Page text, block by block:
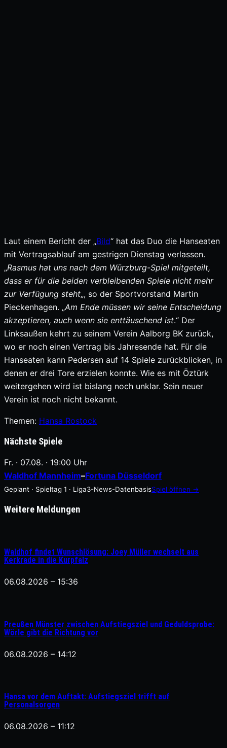
Laut einem Bericht der „Bild“ hat das Duo die Hanseaten
mit Vertragsablauf am gestrigen Dienstag verlassen.
„Rasmus hat uns nach dem Würzburg-Spiel mitgeteilt,
dass er für die beiden verbleibenden Spiele nicht mehr
zur Verfügung steht„, so der Sportvorstand Martin
Pieckenhagen. „Am Ende müssen wir seine Entscheidung
akzeptieren, auch wenn sie enttäuschend ist.“ Der
Linksaußen kehrt zu seinem Verein Aalborg BK zurück,
wo er noch einen Vertrag bis Jahresende hat. Für die
Hanseaten kann Pedersen auf 14 Spiele zurückblicken, in
denen er drei Tore erzielen konnte. Wie es mit Öztürk
weitergehen wird ist bislang noch unklar. Sein neuer
Verein ist noch nicht bekannt.
Themen: Hansa Rostock
Nächste Spiele
Fr. · 07.08. · 19:00 Uhr
Waldhof Mannheim–Fortuna Düsseldorf
Geplant · Spieltag 1 · Liga3-News-DatenbasisSpiel öffnen →
Weitere Meldungen
Waldhof findet Wunschlösung: Joey Müller wechselt aus
Kerkrade in die Kurpfalz
06.08.2026 – 15:36
Preußen Münster zwischen Aufstiegsziel und Geduldsprobe:
Wörle gibt die Richtung vor
06.08.2026 – 14:12
Hansa vor dem Auftakt: Aufstiegsziel trifft auf
Personalsorgen
06.08.2026 – 11:12